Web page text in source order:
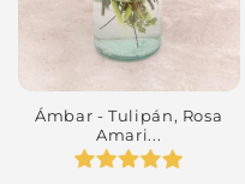
Ámbar - Tulipán, Rosa
Amari...